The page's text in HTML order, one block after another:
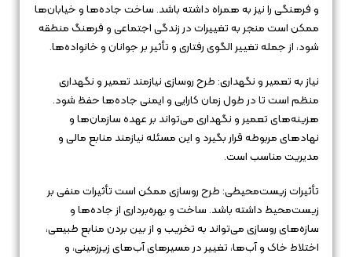
و فرهنگی را نیز به همراه داشته باشد. ساخت جاده‌ها و خیابان‌ها
ممکن است منجر به تغییرات در زندگی اجتماعی و فرهنگ منطقه
شود، از جمله تغییر الگوی رفتاری و تأثیر بر جوانان و خانواده‌ها.
نیاز به تعمیر و نگهداری: طرح روسازی نیازمند تعمیر و نگهداری
منظم است تا در طول زمان کارایی و ایمنی جاده‌ها حفظ شود.
هزینه‌های تعمیر و نگهداری می‌تواند بر عهده سازمان‌ها و
نهادهای مربوطه قرار بگیرد و این مسئله نیازمند منابع مالی و
مدیریت مناسب است.
تأثیرات زیست‌محیطی: طرح روسازی ممکن است تأثیرات منفی بر
زیست‌محیط داشته باشد. ساخت و بهره‌برداری از جاده‌ها و
سازه‌های روسازی می‌تواند به تخریب و از بین بردن منابع طبیعی،
اختلاط خاک و آب‌ها، تغییر در مسیرهای آب‌های زیرزمینی، و